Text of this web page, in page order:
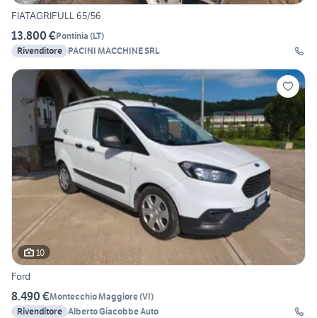
FIATAGRIFULL 65/56
13.800 €Pontinia (LT)
Rivenditore PACINI MACCHINE SRL
10
Ford
8.490 €Montecchio Maggiore(VI)
Rivenditore Alberto Giacobbe Auto